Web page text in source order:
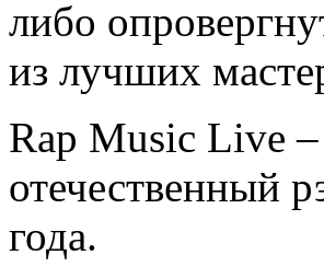
либо
из лучших
Rap Music Live
отечественный
года.